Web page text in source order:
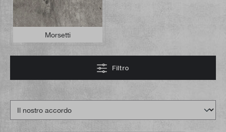
Morsetti
Filtro